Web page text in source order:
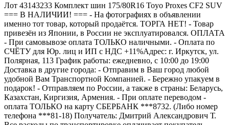
Лот 43143233 Комплект шин 175/80R16 Toyo Proxes CF2 SUV
=== B НАЛИЧИИ! === - На фотографиях в объявлении
именно тот товар, который продаётся. ТОРГА НЕТ! - Товар
привезён из Японии, в России не эксплуатировался. ОПЛАТА
- При самовывозе оплата ТОЛЬКО наличными. - Оплата по
СЧЁТУ для Юр. лиц и ИП с НДС +11%Адрес: г. Иркутск, ул.
Полярная, 113 График работы: ежедневно, с 10:00 до 19:00
Доставка в другие города: - Отправим в Ваш город любой
удобной Вам Транспортной Компанией. - Бережно упакуем в
подарок! - Отправляем по России, а также в страны: Беларусь,
Казахстан, Киргизия, Армения. - При оплате переводом -
оплата ТОЛЬКО на карту СБЕРБАНК ***8732. (Либо номер
телефона ***81-18) Получатель: Дмитрий Александрович Т.